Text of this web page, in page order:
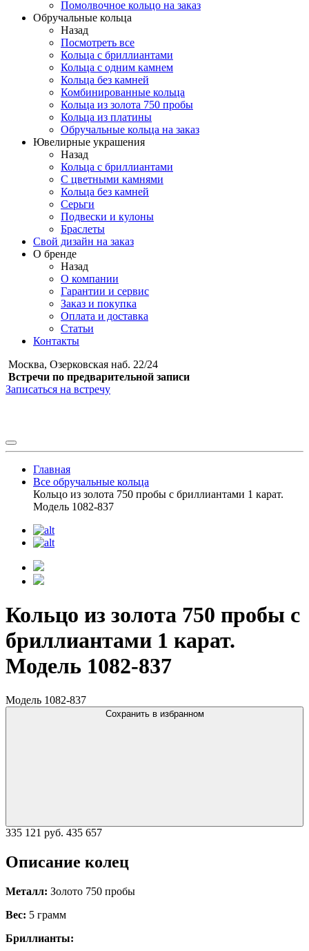
Помолвочное кольцо на заказ
Обручальные кольца
Назад
Посмотреть все
Кольца с бриллиантами
Кольца с одним камнем
Кольца без камней
Комбинированные кольца
Кольца из золота 750 пробы
Кольца из платины
Обручальные кольца на заказ
Ювелирные украшения
Назад
Кольца с бриллиантами
С цветными камнями
Кольца без камней
Серьги
Подвески и кулоны
Браслеты
Свой дизайн на заказ
О бренде
Назад
О компании
Гарантии и сервис
Заказ и покупка
Оплата и доставка
Статьи
Контакты
Москва, Озерковская наб. 22/24
Встречи по предварительной записи
Записаться на встречу
Главная
Все обручальные кольца
Кольцо из золота 750 пробы с бриллиантами 1 карат.
Модель 1082-837
Кольцо из золота 750 пробы с
бриллиантами 1 карат.
Модель 1082-837
Модель 1082-837
Сохранить в избранном
335 121 руб. 435 657
Описание колец
Металл: Золото 750 пробы
Вес: 5 грамм
Бриллианты: